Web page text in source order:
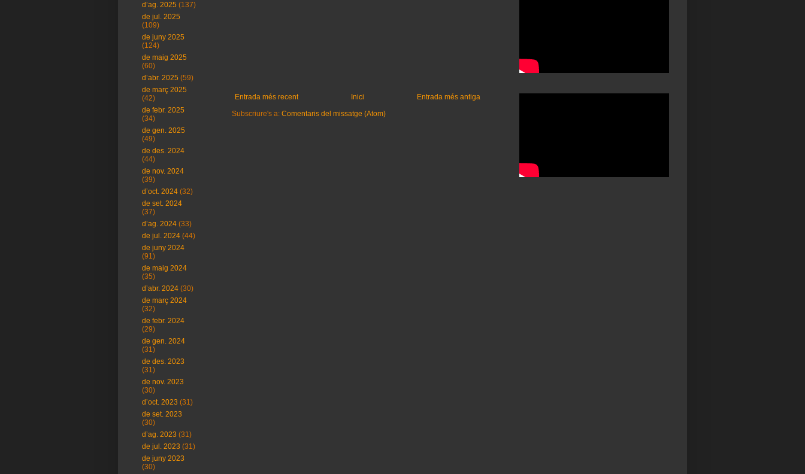
Entrada més recent Entrada més antiga
Inici
Subscriure's a: Comentaris del missatge (Atom)
d’ag. 2025 (137)
de jul. 2025
(109)
de juny 2025
(124)
de maig 2025
(60)
d’abr. 2025 (59)
de març 2025
(42)
de febr. 2025
(34)
de gen. 2025
(49)
de des. 2024
(44)
de nov. 2024
(39)
d’oct. 2024 (32)
de set. 2024
(37)
d’ag. 2024 (33)
de jul. 2024 (44)
de juny 2024
(91)
de maig 2024
(35)
d’abr. 2024 (30)
de març 2024
(32)
de febr. 2024
(29)
de gen. 2024
(31)
de des. 2023
(31)
de nov. 2023
(30)
d’oct. 2023 (31)
de set. 2023
(30)
d’ag. 2023 (31)
de jul. 2023 (31)
de juny 2023
(30)